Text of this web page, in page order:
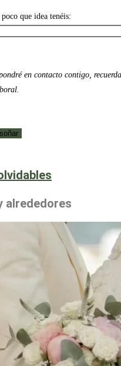
que idea tenéis:
en contacto contigo,
alrededores